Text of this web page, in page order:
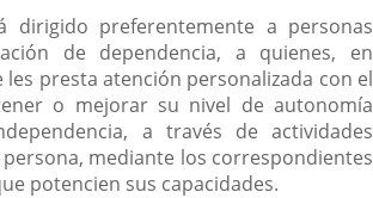
dirigido preferentemente a personas
de dependencia, a quienes, en
presta atención personalizada con el
o mejorar su nivel de autonomía
a través de actividades
mediante los correspondientes
potencien sus capacidades.